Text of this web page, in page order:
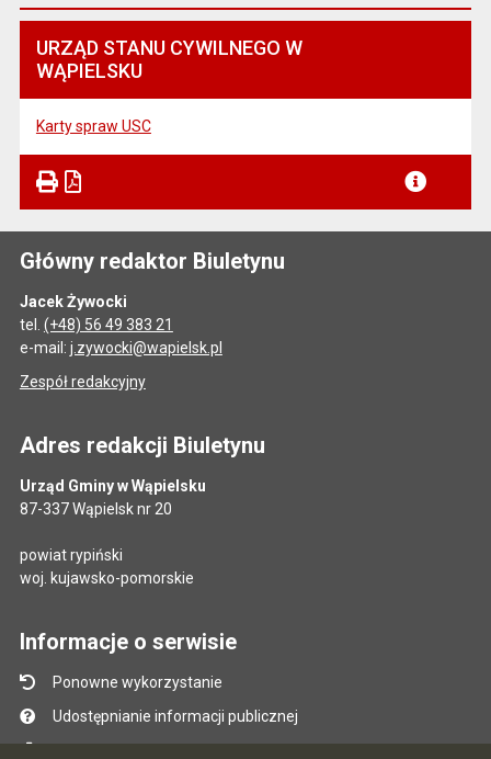
URZĄD STANU CYWILNEGO W
WĄPIELSKU
Karty spraw USC
Główny redaktor Biuletynu
Jacek Żywocki
tel. (+48) 56 49 383 21
e-mail: j.zywocki@wapielsk.pl
Zespół redakcyjny
Adres redakcji Biuletynu
Urząd Gminy w Wąpielsku
87-337 Wąpielsk nr 20
powiat rypiński
woj. kujawsko-pomorskie
Informacje o serwisie
Ponowne wykorzystanie
Udostępnianie informacji publicznej
Mapa serwisu